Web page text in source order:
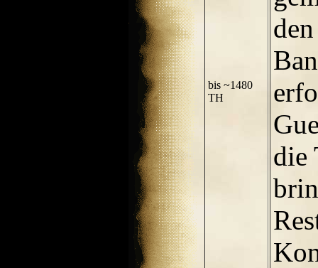
bis ~1480
TH
die